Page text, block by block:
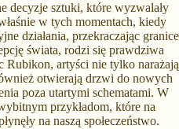
decyzje sztuki, które wyzwalały
w tych momentach, kiedy
działania, przekraczając granice
świata, rodzi się prawdziwa
Rubikon, artyści nie tylko narażają
otwierają drzwi do nowych
poza utartymi schematami. W
przykładom, które na
na naszą społeczeństwo.